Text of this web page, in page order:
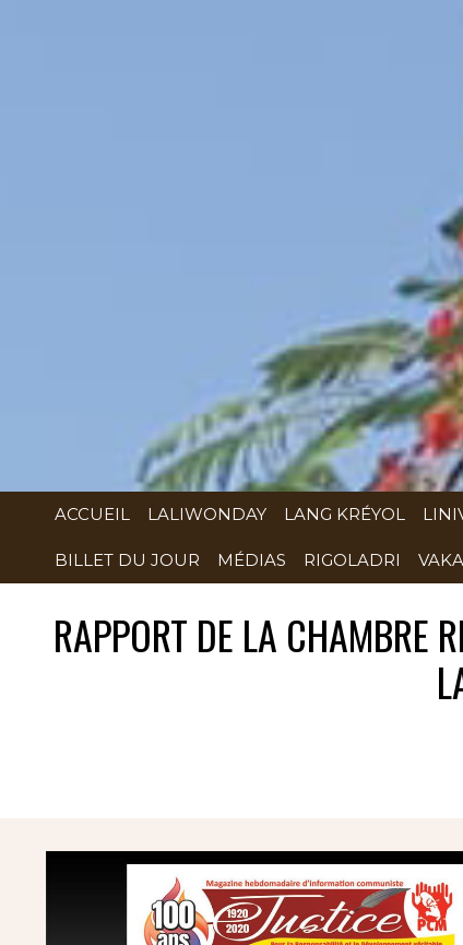
ACCUEIL LALIWONDAY LANG KRÉYOL
BILLET DU JOUR MÉDIAS RIGOLADRI
RAPPORT DE LA CHAMBRE